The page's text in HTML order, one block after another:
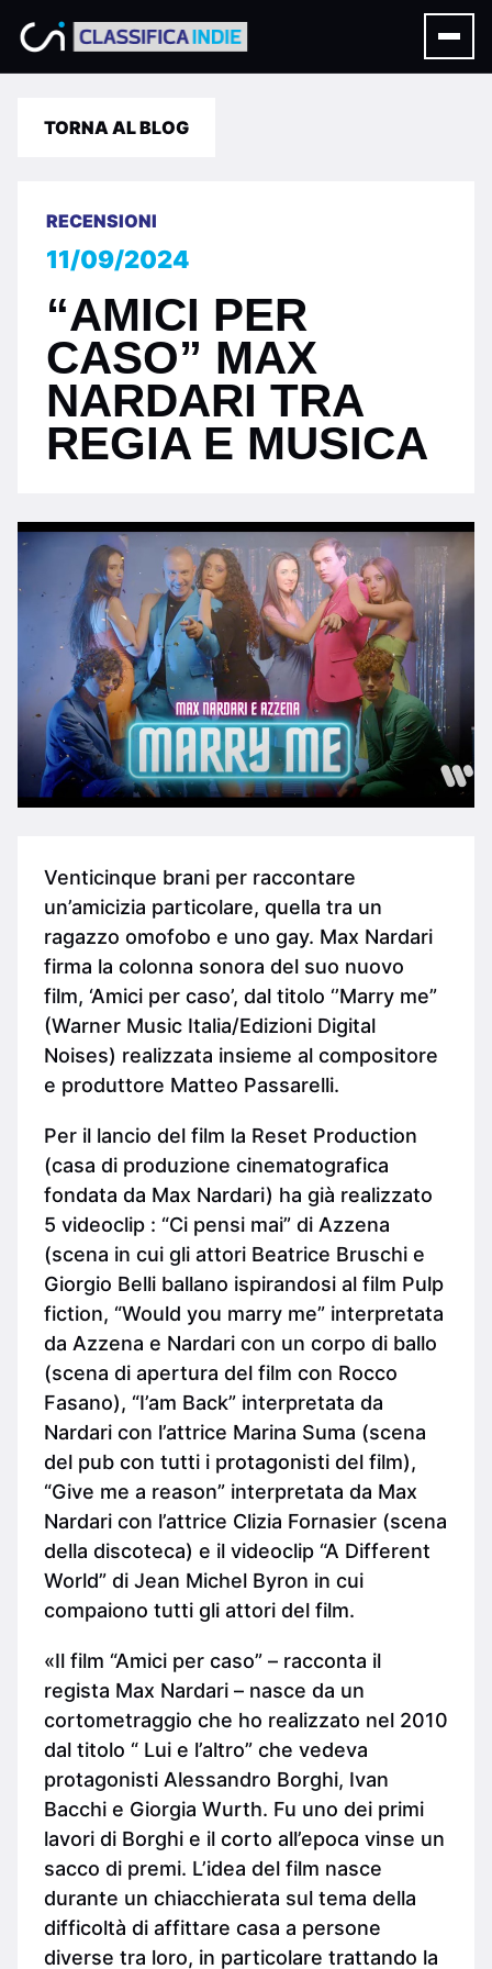
TORNA AL BLOG
RECENSIONI
11/09/2024
“AMICI PER
CASO” MAX
NARDARI TRA
REGIA E MUSICA
Venticinque brani per raccontare
un’amicizia particolare, quella tra un
ragazzo omofobo e uno gay. Max Nardari
firma la colonna sonora del suo nuovo
film, ‘Amici per caso’, dal titolo ‘’Marry me”
(Warner Music Italia/Edizioni Digital
Noises) realizzata insieme al compositore
e produttore Matteo Passarelli.
Per il lancio del film la Reset Production
(casa di produzione cinematografica
fondata da Max Nardari) ha già realizzato
5 videoclip : “Ci pensi mai” di Azzena
(scena in cui gli attori Beatrice Bruschi e
Giorgio Belli ballano ispirandosi al film Pulp
fiction, “Would you marry me” interpretata
da Azzena e Nardari con un corpo di ballo
(scena di apertura del film con Rocco
Fasano), “I’am Back” interpretata da
Nardari con l’attrice Marina Suma (scena
del pub con tutti i protagonisti del film),
“Give me a reason” interpretata da Max
Nardari con l’attrice Clizia Fornasier (scena
della discoteca) e il videoclip “A Different
World” di Jean Michel Byron in cui
compaiono tutti gli attori del film.
«Il film “Amici per caso” – racconta il
regista Max Nardari – nasce da un
cortometraggio che ho realizzato nel 2010
dal titolo “ Lui e l’altro” che vedeva
protagonisti Alessandro Borghi, Ivan
Bacchi e Giorgia Wurth. Fu uno dei primi
lavori di Borghi e il corto all’epoca vinse un
sacco di premi. L’idea del film nasce
durante un chiacchierata sul tema della
difficoltà di affittare casa a persone
diverse tra loro, in particolare trattando la